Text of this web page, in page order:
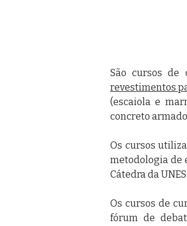
São cursos de
revestimentos
(escaiola e
concreto
Os cursos
metodologia de
Cátedra da
Os cursos de
fórum de